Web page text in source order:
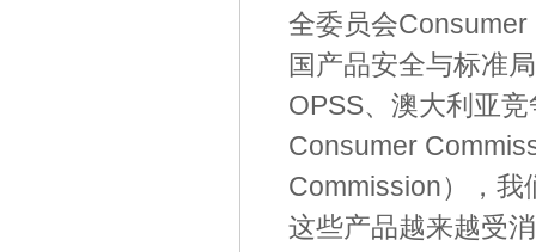
全委员会
国产品安全与标准
OPSS、澳大利亚
Consumer
Commission），我
这些产品越来越受